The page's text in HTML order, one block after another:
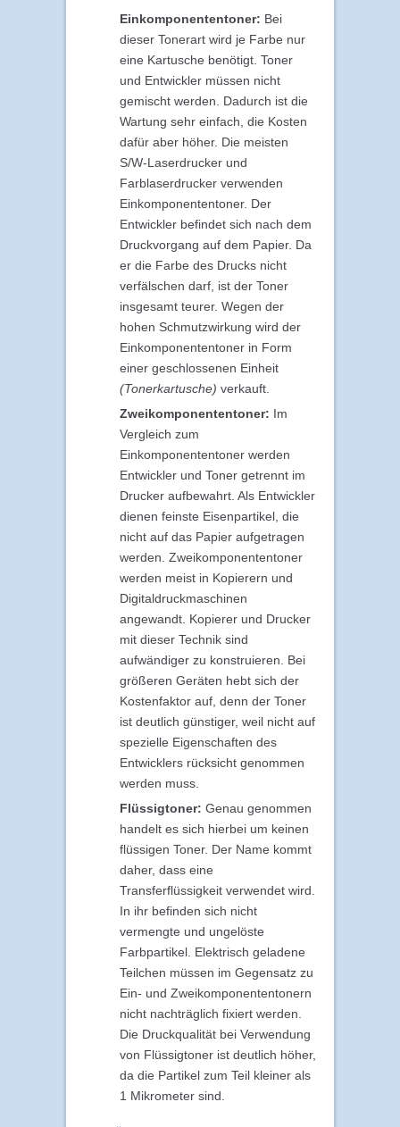
Einkomponententoner: Bei
dieser Tonerart wird je Farbe nur
eine Kartusche benötigt. Toner
und Entwickler müssen nicht
gemischt werden. Dadurch ist die
Wartung sehr einfach, die Kosten
dafür aber höher. Die meisten
S/W-Laserdrucker und
Farblaserdrucker verwenden
Einkomponententoner. Der
Entwickler befindet sich nach dem
Druckvorgang auf dem Papier. Da
er die Farbe des Drucks nicht
verfälschen darf, ist der Toner
insgesamt teurer. Wegen der
hohen Schmutzwirkung wird der
Einkomponententoner in Form
einer geschlossenen Einheit
(Tonerkartusche) verkauft.
Zweikomponententoner: Im
Vergleich zum
Einkomponententoner werden
Entwickler und Toner getrennt im
Drucker aufbewahrt. Als Entwickler
dienen feinste Eisenpartikel, die
nicht auf das Papier aufgetragen
werden. Zweikomponententoner
werden meist in Kopierern und
Digitaldruckmaschinen
angewandt. Kopierer und Drucker
mit dieser Technik sind
aufwändiger zu konstruieren. Bei
größeren Geräten hebt sich der
Kostenfaktor auf, denn der Toner
ist deutlich günstiger, weil nicht auf
spezielle Eigenschaften des
Entwicklers rücksicht genommen
werden muss.
Flüssigtoner: Genau genommen
handelt es sich hierbei um keinen
flüssigen Toner. Der Name kommt
daher, dass eine
Transferflüssigkeit verwendet wird.
In ihr befinden sich nicht
vermengte und ungelöste
Farbpartikel. Elektrisch geladene
Teilchen müssen im Gegensatz zu
Ein- und Zweikomponententonern
nicht nachträglich fixiert werden.
Die Druckqualität bei Verwendung
von Flüssigtoner ist deutlich höher,
da die Partikel zum Teil kleiner als
1 Mikrometer sind.